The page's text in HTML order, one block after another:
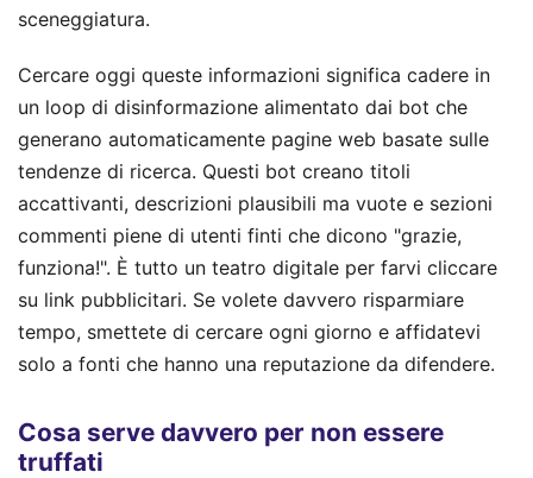
sceneggiatura.
Cercare oggi queste informazioni significa cadere in
un loop di disinformazione alimentato dai bot che
generano automaticamente pagine web basate sulle
tendenze di ricerca. Questi bot creano titoli
accattivanti, descrizioni plausibili ma vuote e sezioni
commenti piene di utenti finti che dicono "grazie,
funziona!". È tutto un teatro digitale per farvi cliccare
su link pubblicitari. Se volete davvero risparmiare
tempo, smettete di cercare ogni giorno e affidatevi
solo a fonti che hanno una reputazione da difendere.
Cosa serve davvero per non essere
truffati